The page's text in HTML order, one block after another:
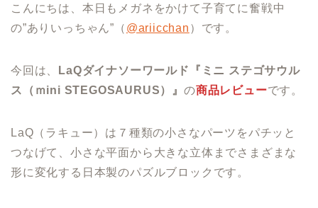
こんにちは、本日もメガネをかけて子育てに奮戦中
の”ありいっちゃん”（ @ariicchan ）です。
今回は、
LaQダイナソーワールド『ミニ ステゴサウル
ス（ｍini STEGOSAURUS）』 の商品レビューです。
LaQ（ラキュー）は７種類の小さなパーツをパチッと
つなげて、小さな平面から大きな立体までさまざまな
形に変化する日本製のパズルブロックです。